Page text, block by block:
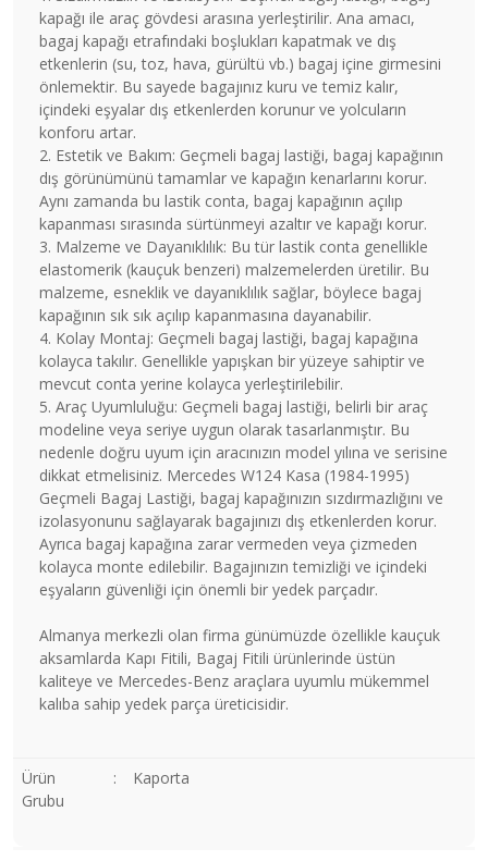
kapağı ile araç gövdesi arasına yerleştirilir. Ana amacı,
bagaj kapağı etrafındaki boşlukları kapatmak ve dış
etkenlerin (su, toz, hava, gürültü vb.) bagaj içine girmesini
önlemektir. Bu sayede bagajınız kuru ve temiz kalır,
içindeki eşyalar dış etkenlerden korunur ve yolcuların
konforu artar.
2. Estetik ve Bakım: Geçmeli bagaj lastiği, bagaj kapağının
dış görünümünü tamamlar ve kapağın kenarlarını korur.
Aynı zamanda bu lastik conta, bagaj kapağının açılıp
kapanması sırasında sürtünmeyi azaltır ve kapağı korur.
3. Malzeme ve Dayanıklılık: Bu tür lastik conta genellikle
elastomerik (kauçuk benzeri) malzemelerden üretilir. Bu
malzeme, esneklik ve dayanıklılık sağlar, böylece bagaj
kapağının sık sık açılıp kapanmasına dayanabilir.
4. Kolay Montaj: Geçmeli bagaj lastiği, bagaj kapağına
kolayca takılır. Genellikle yapışkan bir yüzeye sahiptir ve
mevcut conta yerine kolayca yerleştirilebilir.
5. Araç Uyumluluğu: Geçmeli bagaj lastiği, belirli bir araç
modeline veya seriye uygun olarak tasarlanmıştır. Bu
nedenle doğru uyum için aracınızın model yılına ve serisine
dikkat etmelisiniz. Mercedes W124 Kasa (1984-1995)
Geçmeli Bagaj Lastiği, bagaj kapağınızın sızdırmazlığını ve
izolasyonunu sağlayarak bagajınızı dış etkenlerden korur.
Ayrıca bagaj kapağına zarar vermeden veya çizmeden
kolayca monte edilebilir. Bagajınızın temizliği ve içindeki
eşyaların güvenliği için önemli bir yedek parçadır.
Almanya merkezli olan firma günümüzde özellikle kauçuk
aksamlarda Kapı Fitili, Bagaj Fitili ürünlerinde üstün
kaliteye ve Mercedes-Benz araçlara uyumlu mükemmel
kalıba sahip yedek parça üreticisidir.
Ürün
Grubu
: Kaporta